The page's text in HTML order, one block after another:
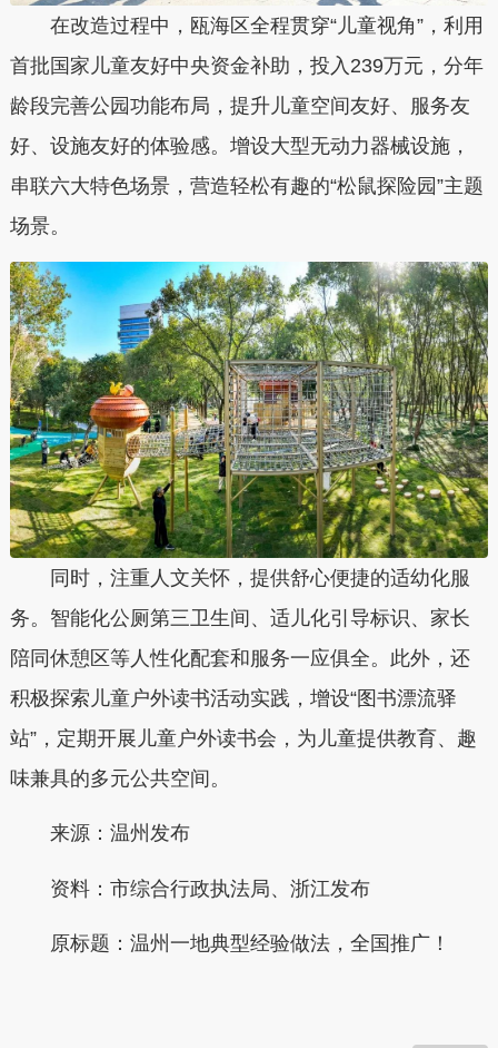
在改造过程中，瓯海区全程贯穿“儿童视角”，利用
首批国家儿童友好中央资金补助，投入239万元，分年
龄段完善公园功能布局，提升儿童空间友好、服务友
好、设施友好的体验感。增设大型无动力器械设施，
串联六大特色场景，营造轻松有趣的“松鼠探险园”主题
场景。
同时，注重人文关怀，提供舒心便捷的适幼化服
务。智能化公厕第三卫生间、适儿化引导标识、家长
陪同休憩区等人性化配套和服务一应俱全。此外，还
积极探索儿童户外读书活动实践，增设“图书漂流驿
站”，定期开展儿童户外读书会，为儿童提供教育、趣
味兼具的多元公共空间。
来源：温州发布
资料：市综合行政执法局、浙江发布
原标题：温州一地典型经验做法，全国推广！